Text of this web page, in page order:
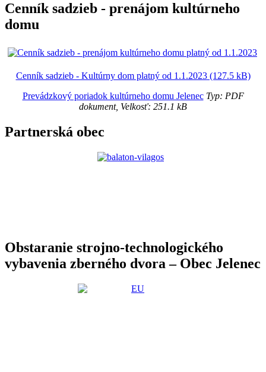
Cenník sadzieb - prenájom kultúrneho
domu
Cenník sadzieb - Kultúrny dom platný od 1.1.2023 (127.5 kB)
Prevádzkový poriadok kultúrneho domu JelenecTyp: PDF
dokument, Velkosť: 251.1 kB
Partnerská obec
Obstaranie strojno-technologického
vybavenia zberného dvora – Obec Jelenec